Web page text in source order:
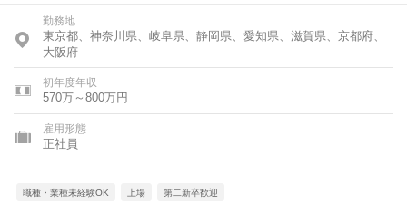
勤務地
東京都、神奈川県、岐阜県、静岡県、愛知県、滋賀県、京都府、
大阪府
初年度年収
570万～800万円
雇用形態
正社員
職種・業種未経験OK 上場 第二新卒歓迎